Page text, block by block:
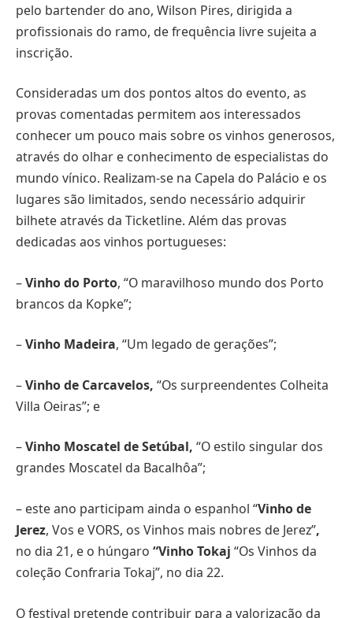
pelo bartender do ano, Wilson Pires, dirigida a
profissionais do ramo, de frequência livre sujeita a
inscrição.
Consideradas um dos pontos altos do evento, as
provas comentadas permitem aos interessados
conhecer um pouco mais sobre os vinhos generosos,
através do olhar e conhecimento de especialistas do
mundo vínico. Realizam-se na Capela do Palácio e os
lugares são limitados, sendo necessário adquirir
bilhete através da Ticketline. Além das provas
dedicadas aos vinhos portugueses:
–Vinho do Porto, “O maravilhoso mundo dos Porto
brancos da Kopke”;
–Vinho Madeira, “Um legado de gerações”;
–Vinho de Carcavelos, “Os surpreendentes Colheita
Villa Oeiras”; e
–Vinho Moscatel de Setúbal, “O estilo singular dos
grandes Moscatel da Bacalhôa”;
– este ano participam ainda o espanhol “Vinho de
Jerez, Vos e VORS, os Vinhos mais nobres de Jerez”,
no dia 21, e o húngaro “Vinho Tokaj “Os Vinhos da
coleção Confraria Tokaj”, no dia 22.
O festival pretende contribuir para a valorização da